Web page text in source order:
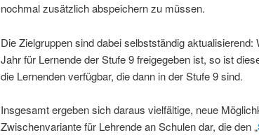
nochmal zusätzlich abspeichern zu müssen.
Die Zielgruppen sind dabei selbstständig aktualisierend:
Jahr für Lernende der Stufe 9 freigegeben ist, so ist
die Lernenden verfügbar, die dann in der Stufe 9 sind.
Insgesamt ergeben sich daraus vielfältige, neue
Zwischenvariante für Lehrende an Schulen dar, die den „